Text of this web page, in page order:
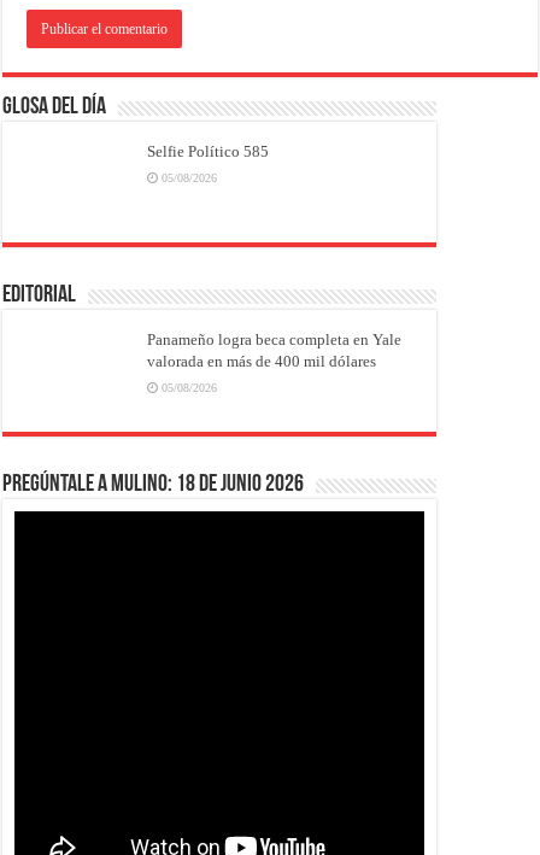
Glosa del Día
Selfie Político 585
05/08/2026
EDITORIAL
Panameño logra beca completa en Yale
valorada en más de 400 mil dólares
05/08/2026
Pregúntale a Mulino: 18 de junio 2026